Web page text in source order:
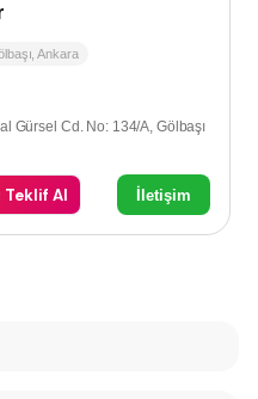
,Ankara
Gürsel Cd. No: 134/A, Gölbaşı
Al İletişim